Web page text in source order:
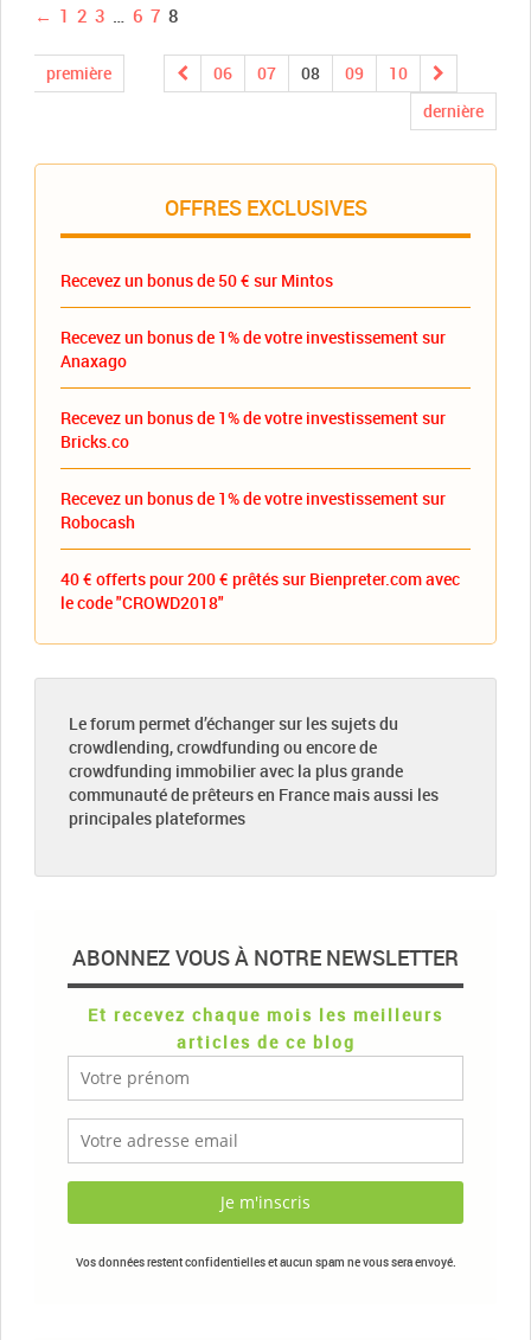
← 1 2 3 … 6 7 8
première 06 07 08 09
10
dernière
OFFRES EXCLUSIVES
Recevez un bonus de 50 € sur Mintos
Recevez un bonus de 1% de votre investissement sur
Anaxago
Recevez un bonus de 1% de votre investissement sur
Bricks.co
Recevez un bonus de 1% de votre investissement sur
Robocash
40 € offerts pour 200 € prêtés sur Bienpreter.com avec
le code "CROWD2018"
Le forum permet d’échanger sur les sujets du
crowdlending, crowdfunding ou encore de
crowdfunding immobilier avec la plus grande
communauté de prêteurs en France mais aussi les
principales plateformes
ABONNEZ VOUS À NOTRE NEWSLETTER
Et recevez chaque mois les meilleurs
articles de ce blog
Vos données restent confidentielles et aucun spam ne vous sera envoyé.